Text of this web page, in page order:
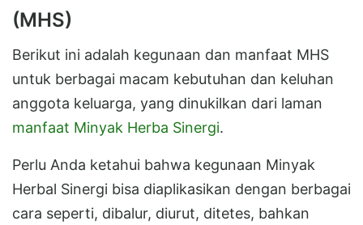
(MHS)
Berikut ini adalah kegunaan dan manfaat MHS
untuk berbagai macam kebutuhan dan keluhan
anggota keluarga, yang dinukilkan dari laman
manfaat Minyak Herba Sinergi.
Perlu Anda ketahui bahwa kegunaan Minyak
Herbal Sinergi bisa diaplikasikan dengan berbagai
cara seperti, dibalur, diurut, ditetes, bahkan